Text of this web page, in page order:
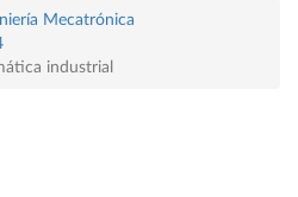
Mecatrónica
industrial